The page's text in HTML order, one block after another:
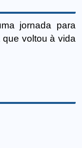
jornada para
voltou à vida